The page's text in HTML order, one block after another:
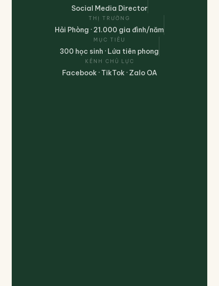
Social Media Director
THỊ TRƯỜNG
Hải Phòng · 21.000 gia đình/năm
MỤC TIÊU
300 học sinh · Lứa tiên phong
KÊNH CHỦ LỰC
Facebook · TikTok · Zalo OA